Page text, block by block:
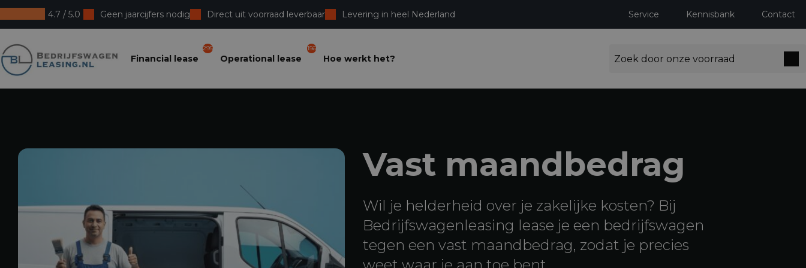
4.7 / 5.0 Geen jaarcijfers nodig Direct uit voorraad leverbaar Levering in heel Nederland Service Kennisbank Contact
Bedrijfswagenleasing
Financial lease
295
Operational lease
156
Hoe werkt het?
Vast maandbedrag
Wil je helderheid over je zakelijke kosten? Bij
Bedrijfswagenleasing lease je een bedrijfswagen
tegen een vast maandbedrag, zodat je precies